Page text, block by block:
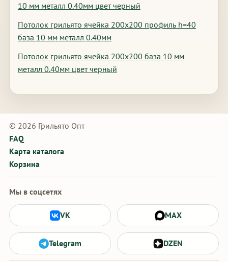
10 мм металл 0.40мм цвет черный
Потолок грильято ячейка 200х200 профиль h=40
база 10 мм металл 0.40мм
Потолок грильято ячейка 200х200 база 10 мм
металл 0.40мм цвет черный
© 2026 Грильято Опт
FAQ
Карта каталога
Корзина
Мы в соцсетях
VK MAX
Telegram DZEN